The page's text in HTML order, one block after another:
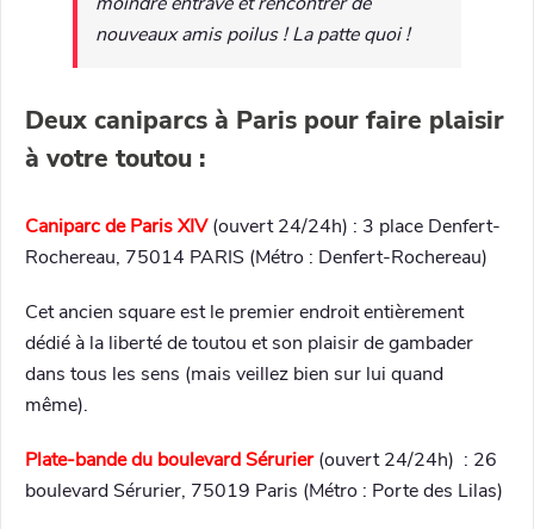
nouveaux amis poilus ! La patte quoi !
Deux caniparcs à Paris pour faire plaisir
à votre toutou :
Caniparc de Paris XIV(ouvert 24/24h) : 3 place Denfert-
Rochereau, 75014 PARIS (Métro : Denfert-Rochereau)
Cet ancien square est le premier endroit entièrement
dédié à la liberté de toutou et son plaisir de gambader
dans tous les sens (mais veillez bien sur lui quand
même).
Plate-bande du boulevard Sérurier(ouvert 24/24h) : 26
boulevard Sérurier, 75019 Paris (Métro : Porte des Lilas)